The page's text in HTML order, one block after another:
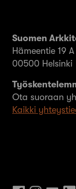
Suomen
Hämeentie 19 A
00500 Helsinki
Ota suoraan
Kaikki